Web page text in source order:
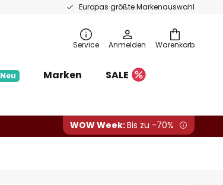
Europas größte Markenauswahl
Warenkorb
Service Anmelden
Neu Marken
SALE
WOW Week:Bis zu -70%